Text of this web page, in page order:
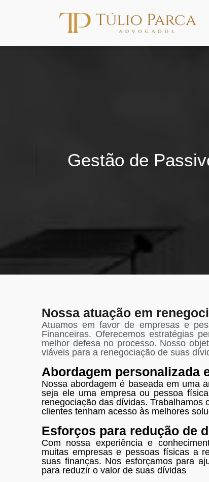
Gestão de
Nossa atuação em
Atuamos em favor de empresas e
Financeiras. Oferecemos estratégias
melhor defesa no processo. Nosso
viáveis para a renegociação de suas
Abordagem personalizada
Nossa abordagem é baseada em uma
seja ele uma empresa ou pessoa
renegociação das dívidas. Trabalhamos
clientes tenham acesso às melhores
Esforços para redução de
Com nossa experiência e
muitas empresas e pessoas físicas a
suas finanças. Nos esforçamos para
para reduzir o valor de suas dívidas